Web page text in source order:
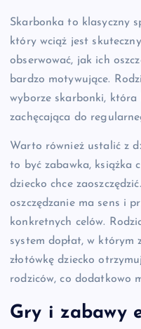
Skarbonka to klasyczny
który wciąż jest
obserwować, jak ich
bardzo motywujące.
wyborze skarbonki,
zachęcająca do
Warto również ustalić z
to być zabawka, książka
dziecko chce
oszczędzanie ma sens i
konkretnych celów.
system dopłat, w którym
złotówkę dziecko
rodziców, co dodatkowo
Gry i zabawy